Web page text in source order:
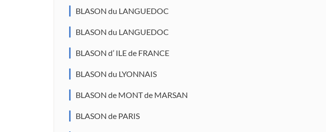
BLASON du LANGUEDOC
BLASON du LANGUEDOC
BLASON d’ ILE de FRANCE
BLASON du LYONNAIS
BLASON de MONT de MARSAN
BLASON de PARIS